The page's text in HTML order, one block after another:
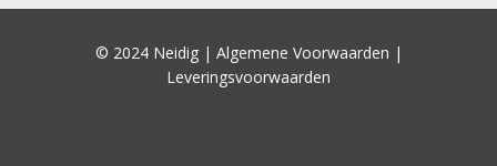
© 2024 Neidig | Algemene Voorwaarden |
Leveringsvoorwaarden